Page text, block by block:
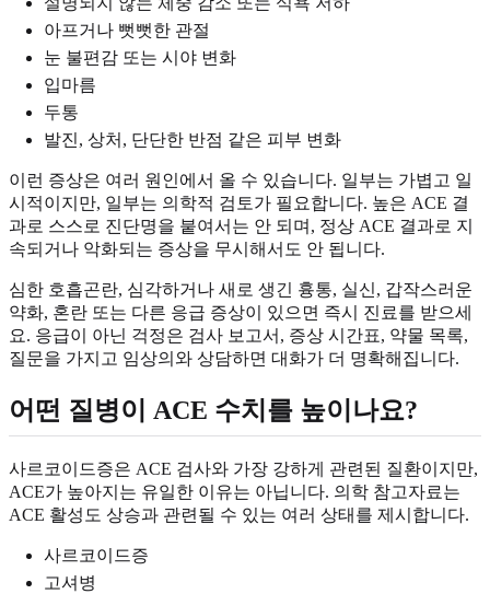
아프거나 뻣뻣한 관절
눈 불편감 또는 시야 변화
입마름
두통
발진, 상처, 단단한 반점 같은 피부 변화
이런 증상은 여러 원인에서 올 수 있습니다. 일부는 가볍고 일
시적이지만, 일부는 의학적 검토가 필요합니다. 높은 ACE 결
과로 스스로 진단명을 붙여서는 안 되며, 정상 ACE 결과로 지
속되거나 악화되는 증상을 무시해서도 안 됩니다.
심한 호흡곤란, 심각하거나 새로 생긴 흉통, 실신, 갑작스러운
약화, 혼란 또는 다른 응급 증상이 있으면 즉시 진료를 받으세
요. 응급이 아닌 걱정은 검사 보고서, 증상 시간표, 약물 목록,
질문을 가지고 임상의와 상담하면 대화가 더 명확해집니다.
어떤 질병이 ACE 수치를 높이나요?
사르코이드증은 ACE 검사와 가장 강하게 관련된 질환이지만,
ACE가 높아지는 유일한 이유는 아닙니다. 의학 참고자료는
ACE 활성도 상승과 관련될 수 있는 여러 상태를 제시합니다.
사르코이드증
고셔병